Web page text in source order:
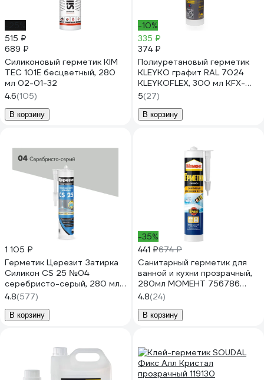
515 ₽
689 ₽
Силиконовый герметик KIM
TEC 101Е бесцветный, 280
мл 02-01-32
4.6(105)
В корзину
-10%
335 ₽
374 ₽
Полиуретановый герметик
KLEYKO графит RAL 7024
KLEYKOFLEX, 300 мл KFX-
7024-300
5(27)
В корзину
1 105 ₽
Герметик Церезит Затирка
Силикон CS 25 №04
серебристо-серый, 280 мл
3001253
4.8(577)
В корзину
-35%
441 ₽674 ₽
Санитарный герметик для
ванной и кухни прозрачный,
280мл МОМЕНТ 756786
2002675
4.8(24)
В корзину